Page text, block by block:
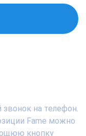
на телефон.
Fame можно
кнопку